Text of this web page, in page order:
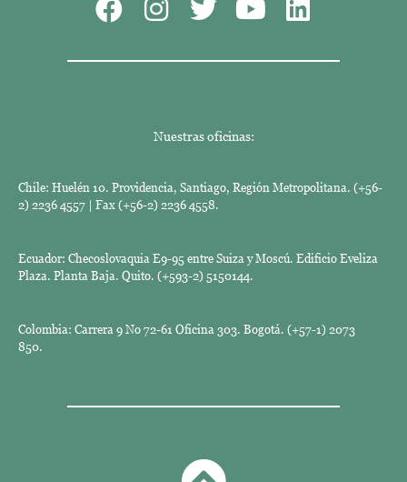
Nuestras oficinas:
Chile: Huelén 10. Providencia, Santiago, Región Metropolitana. (+56-
2) 2236 4557 | Fax (+56-2) 2236 4558.
Ecuador: Checoslovaquia E9-95 entre Suiza y Moscú. Edificio Eveliza
Plaza. Planta Baja. Quito. (+593-2) 5150144.
Colombia: Carrera 9 No 72-61 Oficina 303. Bogotá. (+57-1) 2073
850.